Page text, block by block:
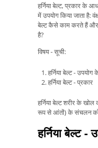
हर्निया बेल्ट, प्रकार के
में उपयोग किया जाता है:
बेल्ट कैसे काम करते हैं और
है?
विषय - सूची:
हर्निया बेल्ट -
हर्निया बेल्ट - प्रकार
हर्निया बेल्ट शरीर के
रूप से आंतों) के संचलन को
हर्निया बेल्ट